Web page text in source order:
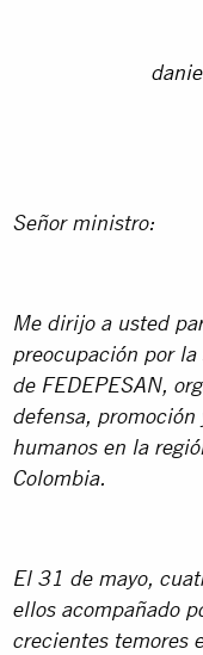
Señor ministro:
Me dirijo a usted
preocupación por
de FEDEPESAN,
defensa, promoción
humanos en la
Colombia.
El 31 de mayo,
ellos acompañado
crecientes temores